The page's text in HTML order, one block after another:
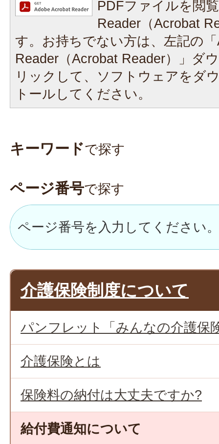
PDFファイルを閲
Reader（Acrobat
す。お持ちでない方は、左記の
Reader（Acrobat Reader）」ダ
リックして、ソフトウェアをダ
トールしてください。
キーワードで探す
ページ番号で探す
介護保険制度について
パンフレット「みんなの介護保
介護保険とは
保険料の納付は大丈夫ですか?
給付費通知について